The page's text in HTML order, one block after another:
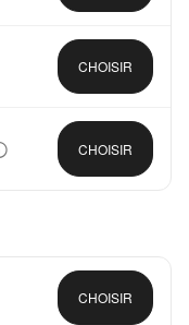
CHOISIR
CHOISIR
CHOISIR